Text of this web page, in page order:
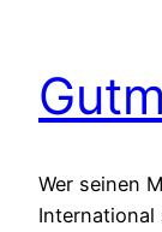
Wer seinen
International